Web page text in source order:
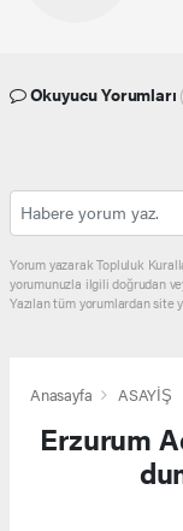
Okuyucu Yorumları
Yorum yazarak Topluluk
yorumunuzla ilgili doğrudan
Yazılan tüm yorumlardan
Anasayfa ASAYİŞ
Erzurum